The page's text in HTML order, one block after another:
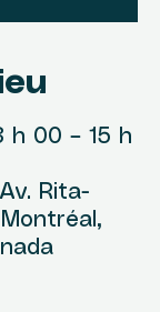
h 00 – 15 h
Rita-